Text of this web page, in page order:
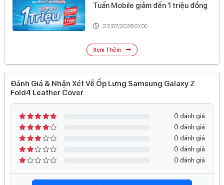
22/07/2026 01:00
Tuấn Mobile giảm đến 1 triệu đồng
Xem Thêm
Đánh Giá & Nhận Xét Về Ốp Lưng Samsung Galaxy Z
Fold4 Leather Cover
0 đánh giá
0 đánh giá
0 đánh giá
0 đánh giá
0 đánh giá